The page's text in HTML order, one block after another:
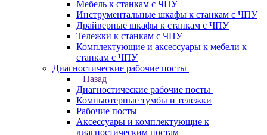
Мебель к станкам с ЧПУ
Инструментальные шкафы к станкам с ЧПУ
Драйверные шкафы к станкам с ЧПУ
Тележки к станкам с ЧПУ
Комплектующие и аксессуары к мебели к
станкам с ЧПУ
Диагностические рабочие посты
Назад
Диагностические рабочие посты
Компьютерные тумбы и тележки
Рабочие посты
Аксессуары и комплектующие к
диагностическим постам